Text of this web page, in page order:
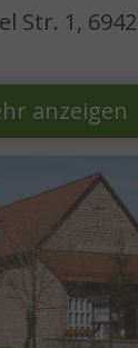
Str. 1,
anzeigen